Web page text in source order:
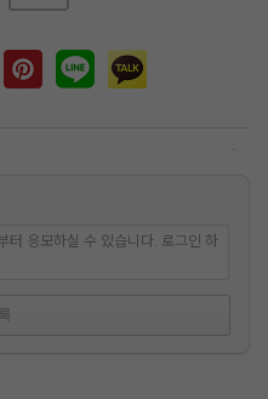
터 응모하실 수 있습니다. 로그인 하